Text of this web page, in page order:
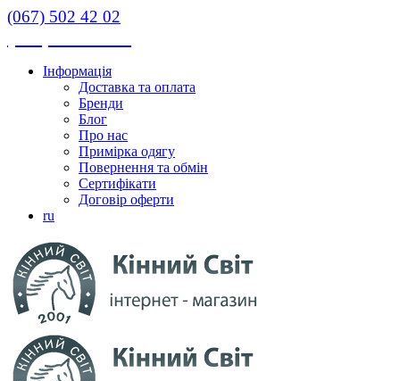
(067) 502 42 02
Інформація
Доставка та оплата
Бренди
Блог
Про нас
Примірка одягу
Повернення та обмін
Сертифікати
Договір оферти
ru